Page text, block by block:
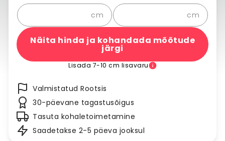
cm cm
Näita hinda ja kohandada mõõtude
järgi
Lisada 7-10 cm lisavaru
Valmistatud Rootsis
30-päevane tagastusõigus
Tasuta kohaletoimetamine
Saadetakse 2-5 päeva jooksul